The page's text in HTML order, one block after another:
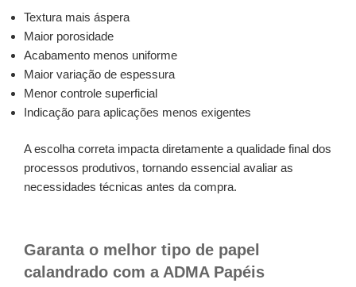
Textura mais áspera
Maior porosidade
Acabamento menos uniforme
Maior variação de espessura
Menor controle superficial
Indicação para aplicações menos exigentes
A escolha correta impacta diretamente a qualidade final dos
processos produtivos, tornando essencial avaliar as
necessidades técnicas antes da compra.
Garanta o melhor tipo de papel
calandrado com a ADMA Papéis